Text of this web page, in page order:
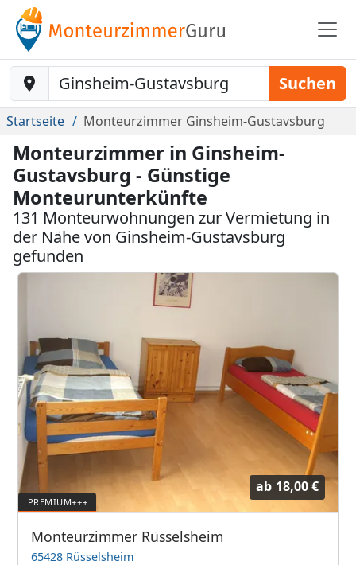
Baustelle-Location Suchen
Startseite Monteurzimmer Ginsheim-Gustavsburg
Monteurzimmer in Ginsheim-
Gustavsburg - Günstige
Monteurunterkünfte
131 Monteurwohnungen zur Vermietung in
der Nähe von Ginsheim-Gustavsburg
gefunden
ab 18,00 €
Monteurzimmer Rüsselsheim
65428 Rüsselsheim